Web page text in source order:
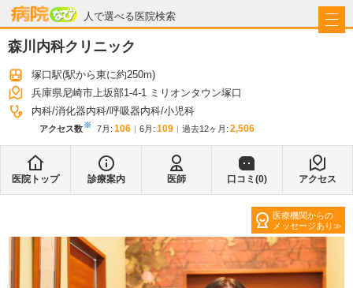
人で選べる医院検索
病院なび
森川内科クリニック
塚口駅(駅から東に約250m)
兵庫県尼崎市上坂部1-4-1 ミリオンタウン塚口
内科 消化器内科 呼吸器内科 小児科
アクセス数※ 7月 : 106 6月 : 109 過去12ヶ月: 2,506
医院トップ 診療案内 医師 口コミ(0) アクセス
医療機関からの
メッセージあり